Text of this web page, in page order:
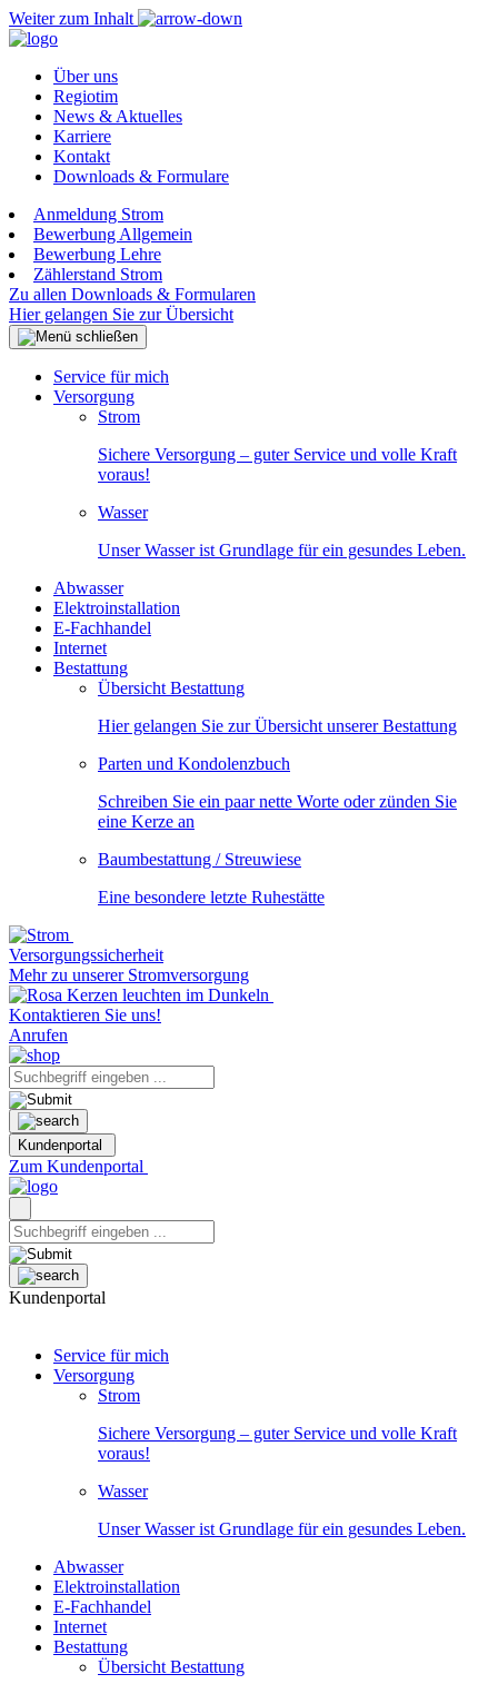
Weiter zum Inhalt
Über uns
Regiotim
News & Aktuelles
Karriere
Kontakt
Downloads & Formulare
Anmeldung Strom
Bewerbung Allgemein
Bewerbung Lehre
Zählerstand Strom
Zu allen Downloads & Formularen
Hier gelangen Sie zur Übersicht
Service für mich
Versorgung
Strom
Sichere Versorgung – guter Service und volle Kraft
voraus!
Wasser
Unser Wasser ist Grundlage für ein gesundes Leben.
Abwasser
Elektroinstallation
E-Fachhandel
Internet
Bestattung
Übersicht Bestattung
Hier gelangen Sie zur Übersicht unserer Bestattung
Parten und Kondolenzbuch
Schreiben Sie ein paar nette Worte oder zünden Sie
eine Kerze an
Baumbestattung / Streuwiese
Eine besondere letzte Ruhestätte
Versorgungssicherheit
Mehr zu unserer Stromversorgung
Kontaktieren Sie uns!
Anrufen
Kundenportal
Zum Kundenportal
Kundenportal
Service für mich
Versorgung
Strom
Sichere Versorgung – guter Service und volle Kraft
voraus!
Wasser
Unser Wasser ist Grundlage für ein gesundes Leben.
Abwasser
Elektroinstallation
E-Fachhandel
Internet
Bestattung
Übersicht Bestattung